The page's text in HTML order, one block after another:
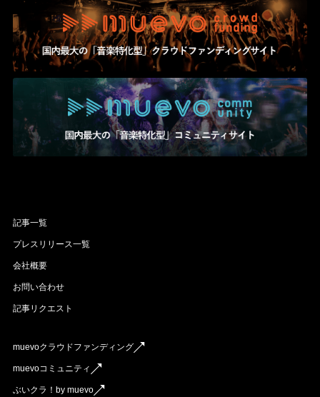
記事一覧
プレスリリース一覧
会社概要
お問い合わせ
記事リクエスト
muevoクラウドファンディング
muevoコミュニティ
ぶいクラ！by muevo